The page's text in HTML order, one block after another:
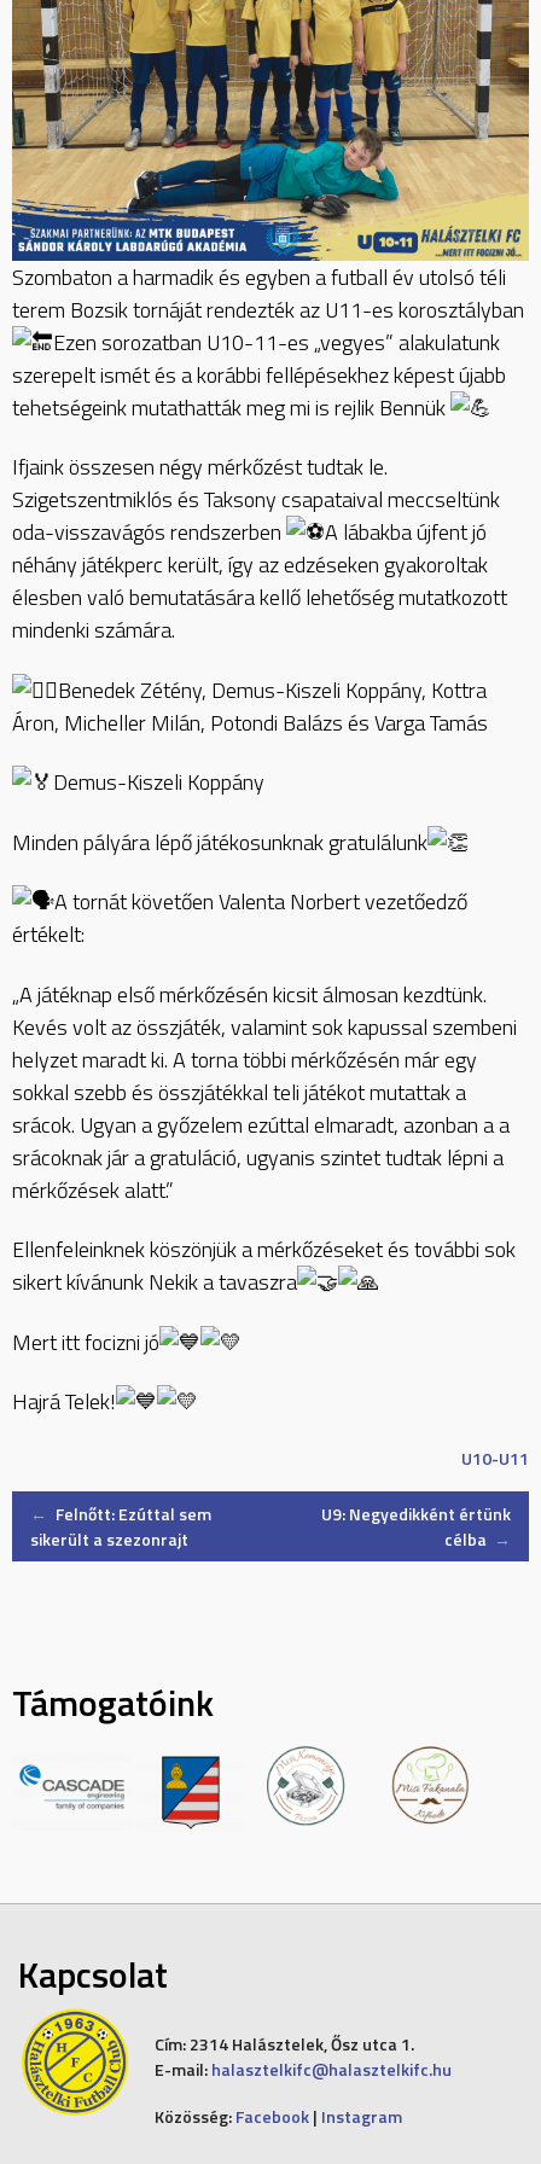
Szombaton a harmadik és egyben a futball év utolsó téli
terem Bozsik tornáját rendezték az U11-es korosztályban
Ezen sorozatban U10-11-es „vegyes” alakulatunk
szerepelt ismét és a korábbi fellépésekhez képest újabb
tehetségeink mutathatták meg mi is rejlik Bennük
Ifjaink összesen négy mérkőzést tudtak le.
Szigetszentmiklós és Taksony csapataival meccseltünk
oda-visszavágós rendszerben
A lábakba újfent jó
néhány játékperc került, így az edzéseken gyakoroltak
élesben való bemutatására kellő lehetőség mutatkozott
mindenki számára.
Benedek Zétény, Demus-Kiszeli Koppány, Kottra
Áron, Micheller Milán, Potondi Balázs és Varga Tamás
Demus-Kiszeli Koppány
Minden pályára lépő játékosunknak gratulálunk
A tornát követően Valenta Norbert vezetőedző
értékelt:
„A játéknap első mérkőzésén kicsit álmosan kezdtünk.
Kevés volt az összjáték, valamint sok kapussal szembeni
helyzet maradt ki. A torna többi mérkőzésén már egy
sokkal szebb és összjátékkal teli játékot mutattak a
srácok. Ugyan a győzelem ezúttal elmaradt, azonban a a
srácoknak jár a gratuláció, ugyanis szintet tudtak lépni a
mérkőzések alatt.”
Ellenfeleinknek köszönjük a mérkőzéseket és további sok
sikert kívánunk Nekik a tavaszra
Mert itt focizni jó
Hajrá Telek!
U10-U11
Post
← Felnőtt: Ezúttal sem
sikerült a szezonrajt
U9: Negyedikként értünk
célba →
Támogatóink
Kapcsolat
Cím:2314 Halásztelek, Ősz utca 1.
E-mail: halasztelkifc@halasztelkifc.hu
Közösség: Facebook| Instagram